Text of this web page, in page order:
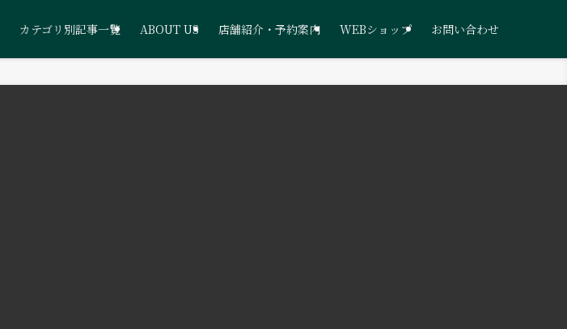
カテゴリ別記事一覧 ABOUT US 店舗紹介・予約案内 WEBショップ お問い合わせ